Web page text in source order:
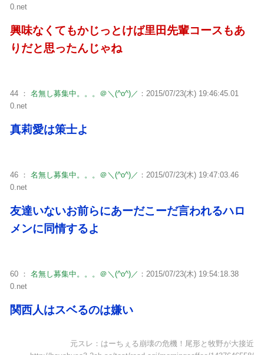
0.net
興味なくてもかじっとけば里田先輩コースもあ
りだと思ったんじゃね
44 ： 名無し募集中。。。＠＼(^o^)／ ：2015/07/23(木) 19:46:45.01
0.net
真莉愛は策士よ
46 ： 名無し募集中。。。＠＼(^o^)／ ：2015/07/23(木) 19:47:03.46
0.net
友達いないお前らにあーだこーだ言われるハロ
メンに同情するよ
60 ： 名無し募集中。。。＠＼(^o^)／ ：2015/07/23(木) 19:54:18.38
0.net
関西人はスベるのは嫌い
元スレ：はーちぇる崩壊の危機！尾形と牧野が大接近